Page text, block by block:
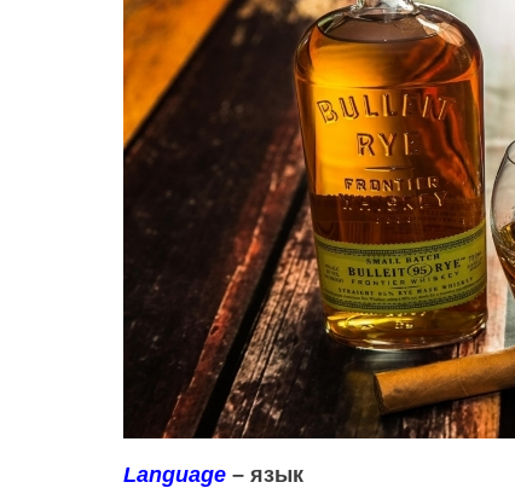
Language – язык